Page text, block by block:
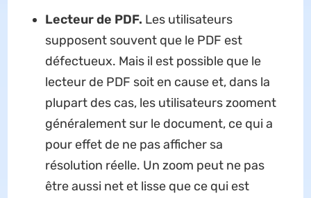
Lecteur de PDF. Les utilisateurs
supposent souvent que le PDF est
défectueux. Mais il est possible que le
lecteur de PDF soit en cause et, dans la
plupart des cas, les utilisateurs zooment
généralement sur le document, ce qui a
pour effet de ne pas afficher sa
résolution réelle. Un zoom peut ne pas
être aussi net et lisse que ce qui est